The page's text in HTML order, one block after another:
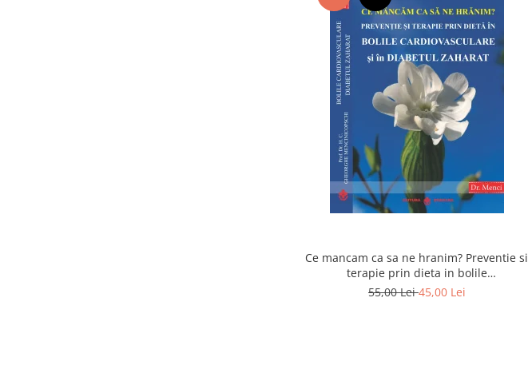
Ce mancam ca sa ne hranim? Preventie si
terapie prin dieta in bolile
cardiovasculare si in diabetul zaharat
55,00 Lei45,00 Lei